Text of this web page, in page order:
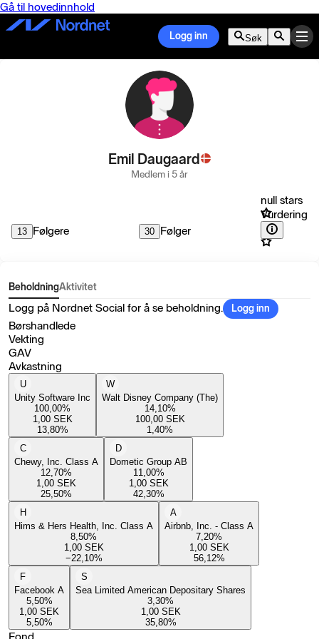
Gå til hovedinnhold
Logg inn Søk
Emil Daugaard
Medlem i 5 år
13 Følgere 30 Følger
null stars
Vurdering
BeholdningAktivitet
Logg på Nordnet Social for å se beholdning. Logg inn
Børshandlede
Vekting
GAV
Avkastning
U
Unity Software Inc
100,00%
1,00 SEK
13,80%
W
Walt Disney Company (The)
14,10%
100,00 SEK
1,40%
C
Chewy, Inc. Class A
12,70%
1,00 SEK
25,50%
D
Dometic Group AB
11,00%
1,00 SEK
42,30%
H
Hims & Hers Health, Inc. Class A
8,50%
1,00 SEK
−22,10%
A
Airbnb, Inc. - Class A
7,20%
1,00 SEK
56,12%
F
Facebook A
5,50%
1,00 SEK
5,50%
S
Sea Limited American Depositary Shares
3,30%
1,00 SEK
35,80%